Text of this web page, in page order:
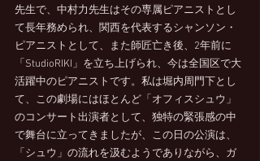
先生で、中村力先生はその専属ピアニストとし
て長年務められ、関西を代表するシャンソン・
ピアニストとして、また師匠亡き後、2年前に
「StudioRIKI」を立ち上げられ、今は全国区で大
活躍中のピアニストです。私は堀内周門下とし
て、この劇場にはほとんど「オフィスシュウ」
のコンサート出演者として、独特の緊張感の中
で舞台に立ってきましたが、この日の公演は、
「シュウ」の流れを汲むようでありながら、ガ